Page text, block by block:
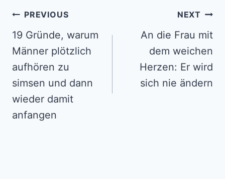
Post
navigation
PREVIOUS
19 Gründe, warum
Männer plötzlich
aufhören zu
simsen und dann
wieder damit
anfangen
NEXT
An die Frau mit
dem weichen
Herzen: Er wird
sich nie ändern